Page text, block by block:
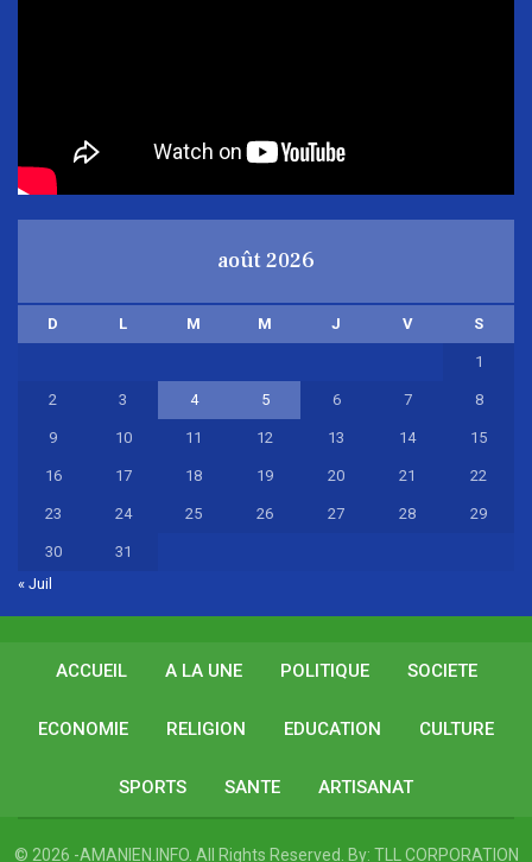
août 2026
D L M M J V S
1
2 3 4 5 6 7 8
9 10 11 12 13 14 15
16 17 18 19 20 21 22
23 24 25 26 27 28 29
30
31
« Juil
ACCUEIL A LA UNE POLITIQUE SOCIETE
ECONOMIE RELIGION EDUCATION CULTURE
SPORTS SANTE ARTISANAT
© 2026 -AMANIEN.INFO. All Rights Reserved. By: TLL CORPORATION